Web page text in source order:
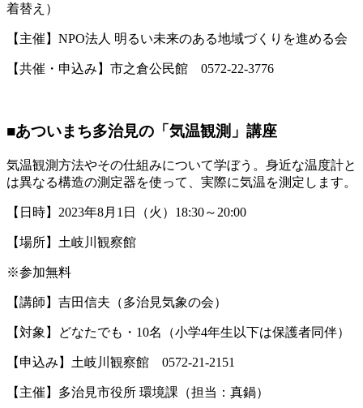
着替え）
【主催】NPO法人 明るい未来のある地域づくりを進める会
【共催・申込み】市之倉公民館 0572-22-3776
■あついまち多治見の「気温観測」講座
気温観測方法やその仕組みについて学ぼう。身近な温度計と
は異なる構造の測定器を使って、実際に気温を測定します。
【日時】2023年8月1日（火）18:30～20:00
【場所】土岐川観察館
※参加無料
【講師】吉田信夫（多治見気象の会）
【対象】どなたでも・10名（小学4年生以下は保護者同伴）
【申込み】土岐川観察館 0572-21-2151
【主催】多治見市役所 環境課（担当：真鍋）